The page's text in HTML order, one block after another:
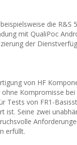
die R&S
mit QualiPoc
der
von HF
Kompromisse
Tests von FR1-
Seine zwei
erfüllt.